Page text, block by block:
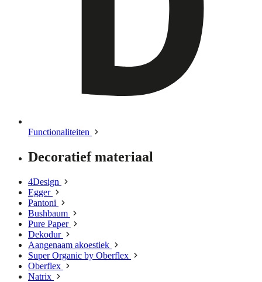
Functionaliteiten
Decoratief materiaal
4Design
Egger
Pantoni
Bushbaum
Pure Paper
Dekodur
Aangenaam akoestiek
Super Organic by Oberflex
Oberflex
Natrix